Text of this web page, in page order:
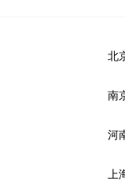
北
南
河
上